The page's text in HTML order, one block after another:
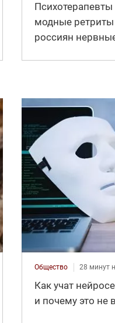
модные
россиян
Общество 28 минут
Как учат
и почему это не